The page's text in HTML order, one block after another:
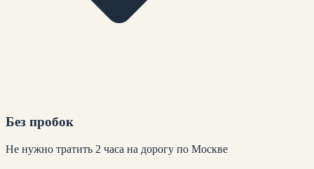
Без пробок
Не нужно тратить 2 часа на дорогу по Москве